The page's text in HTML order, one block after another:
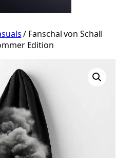
/ Fanschal von Schall
Edition